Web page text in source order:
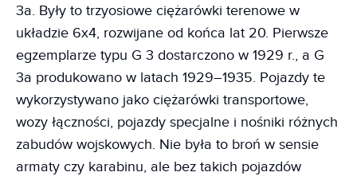
3a. Były to trzyosiowe ciężarówki terenowe w
układzie 6x4, rozwijane od końca lat 20. Pierwsze
egzemplarze typu G 3 dostarczono w 1929 r., a G
3a produkowano w latach 1929–1935. Pojazdy te
wykorzystywano jako ciężarówki transportowe,
wozy łączności, pojazdy specjalne i nośniki różnych
zabudów wojskowych. Nie była to broń w sensie
armaty czy karabinu, ale bez takich pojazdów